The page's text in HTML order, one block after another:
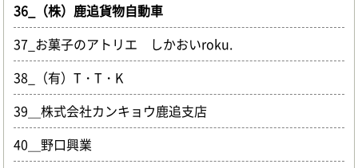
36_（株）鹿追貨物自動車
37_お菓子のアトリエ しかおいroku.
38_（有）T・T・K
39＿株式会社カンキョウ鹿追支店
40＿野口興業